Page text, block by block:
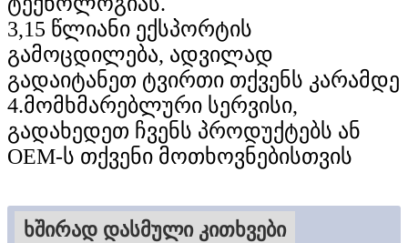
3,15 წლიანი ექსპორტის
გამოცდილება, ადვილად
გადაიტანეთ ტვირთი თქვენს კარამდე
4.მომხმარებლური სერვისი,
გადახედეთ ჩვენს პროდუქტებს ან
OEM-ს თქვენი მოთხოვნებისთვის
ხშირად დასმული კითხვები